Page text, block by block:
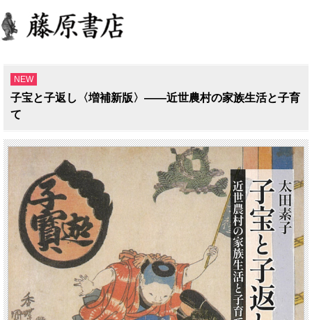
NEW
子宝と子返し〈増補新版〉――近世農村の家族生活と子育
て